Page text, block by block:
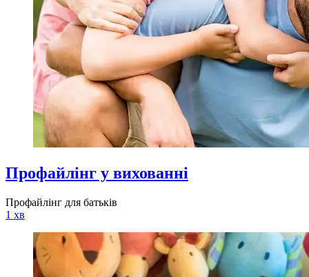
Профайлінг у вихованні
Профайлінг для батьків
1 хв